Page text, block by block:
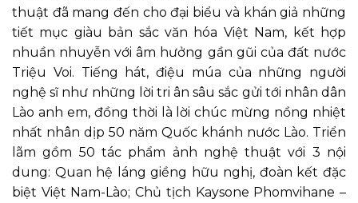
thuật đã mang đến cho đại biểu và khán giả những
tiết mục giàu bản sắc văn hóa Việt Nam, kết hợp
nhuần nhuyễn với âm hưởng gần gũi của đất nước
Triệu Voi. Tiếng hát, điệu múa của những người
nghệ sĩ như những lời tri ân sâu sắc gửi tới nhân dân
Lào anh em, đồng thời là lời chúc mừng nồng nhiệt
nhất nhân dịp 50 năm Quốc khánh nước Lào. Triển
lãm gồm 50 tác phẩm ảnh nghệ thuật với 3 nội
dung: Quan hệ láng giềng hữu nghị, đoàn kết đặc
biệt Việt Nam-Lào; Chủ tịch Kaysone Phomvihane –